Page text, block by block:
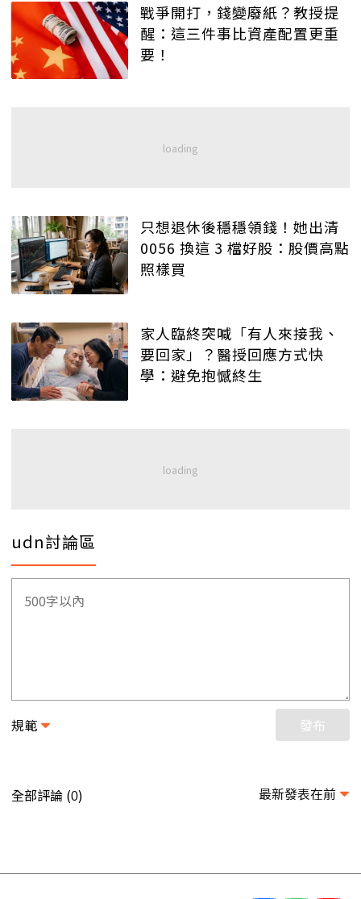
戰爭開打，錢變廢紙？教授提
醒：這三件事比資產配置更重
要！
只想退休後穩穩領錢！她出清
0056 換這 3 檔好股：股價高點
照樣買
家人臨終突喊「有人來接我、
要回家」？醫授回應方式快
學：避免抱憾終生
udn討論區
規範 發布
全部評論 (0) 最新發表在前